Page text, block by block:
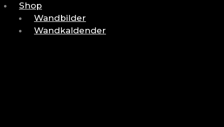
Shop
Wandbilder
Wandkaldender